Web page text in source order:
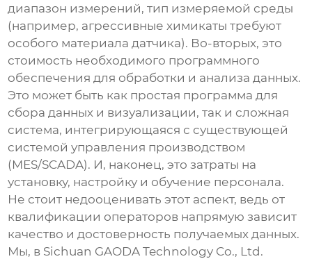
диапазон измерений, тип измеряемой среды
(например, агрессивные химикаты требуют
особого материала датчика). Во-вторых, это
стоимость необходимого программного
обеспечения для обработки и анализа данных.
Это может быть как простая программа для
сбора данных и визуализации, так и сложная
система, интегрирующаяся с существующей
системой управления производством
(MES/SCADA). И, наконец, это затраты на
установку, настройку и обучение персонала.
Не стоит недооценивать этот аспект, ведь от
квалификации операторов напрямую зависит
качество и достоверность получаемых данных.
Мы, в Sichuan GAODA Technology Co., Ltd.